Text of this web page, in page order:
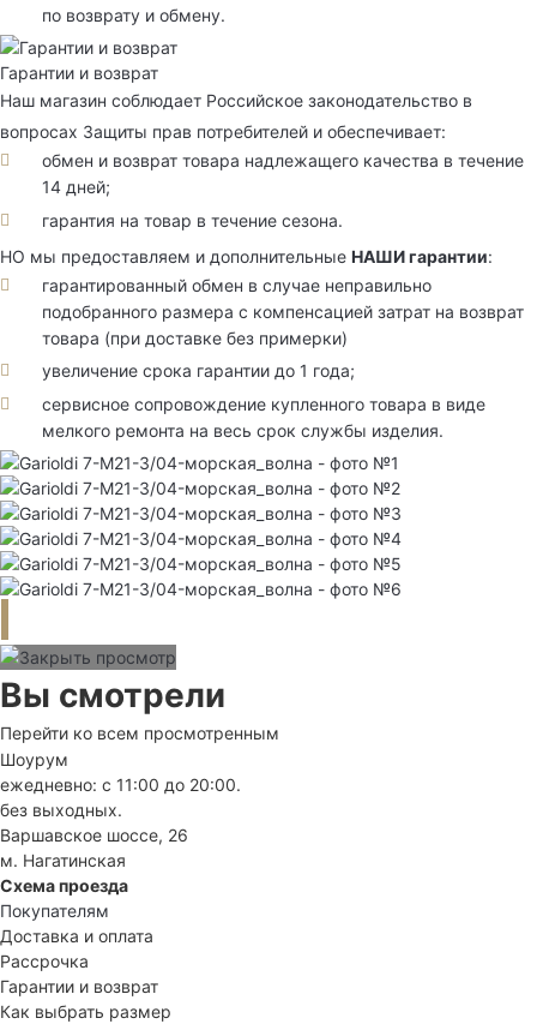
по возврату и обмену.
Гарантии и возврат
Наш магазин соблюдает Российское законодательство в
вопросах Защиты прав потребителей и обеспечивает:
обмен и возврат товара надлежащего качества в течение
14 дней;
гарантия на товар в течение сезона.
НО мы предоставляем и дополнительные НАШИ гарантии:
гарантированный обмен в случае неправильно
подобранного размера с компенсацией затрат на возврат
товара (при доставке без примерки)
увеличение срока гарантии до 1 года;
сервисное сопровождение купленного товара в виде
мелкого ремонта на весь срок службы изделия.
Вы смотрели
Перейти ко всем просмотренным
Шоурум
ежедневно: с 11:00 до 20:00.
без выходных.
Варшавское шоссе, 26
м. Нагатинская
Схема проезда
Покупателям
Доставка и оплата
Рассрочка
Гарантии и возврат
Как выбрать размер